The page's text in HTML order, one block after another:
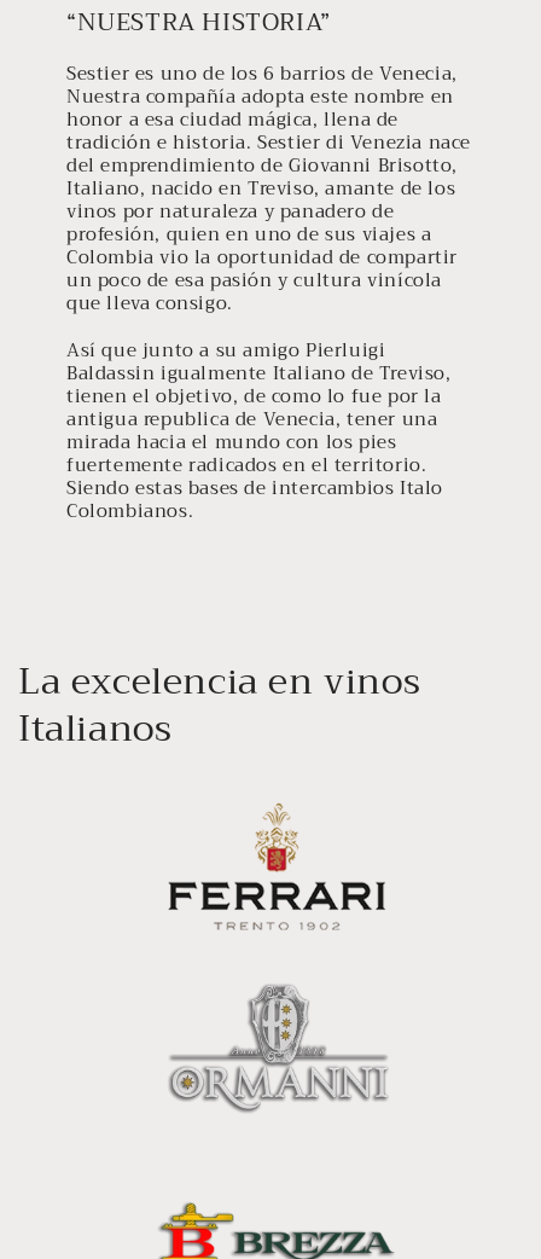
“NUESTRA HISTORIA”
Sestier es uno de los 6 barrios de Venecia,
Nuestra compañía adopta este nombre en
honor a esa ciudad mágica, llena de
tradición e historia. Sestier di Venezia nace
del emprendimiento de Giovanni Brisotto,
Italiano, nacido en Treviso, amante de los
vinos por naturaleza y panadero de
profesión, quien en uno de sus viajes a
Colombia vio la oportunidad de compartir
un poco de esa pasión y cultura vinícola
que lleva consigo.
Así que junto a su amigo Pierluigi
Baldassin igualmente Italiano de Treviso,
tienen el objetivo, de como lo fue por la
antigua republica de Venecia, tener una
mirada hacia el mundo con los pies
fuertemente radicados en el territorio.
Siendo estas bases de intercambios Italo
Colombianos.
La excelencia en vinos
Italianos